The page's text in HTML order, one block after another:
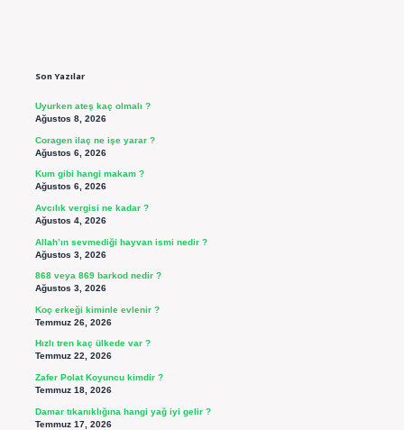
Son Yazılar
Uyurken ateş kaç olmalı ?
Ağustos 8, 2026
Coragen ilaç ne işe yarar ?
Ağustos 6, 2026
Kum gibi hangi makam ?
Ağustos 6, 2026
Avcılık vergisi ne kadar ?
Ağustos 4, 2026
Allah’ın sevmediği hayvan ismi nedir ?
Ağustos 3, 2026
868 veya 869 barkod nedir ?
Ağustos 3, 2026
Koç erkeği kiminle evlenir ?
Temmuz 26, 2026
Hızlı tren kaç ülkede var ?
Temmuz 22, 2026
Zafer Polat Koyuncu kimdir ?
Temmuz 18, 2026
Damar tıkanıklığına hangi yağ iyi gelir ?
Temmuz 17, 2026